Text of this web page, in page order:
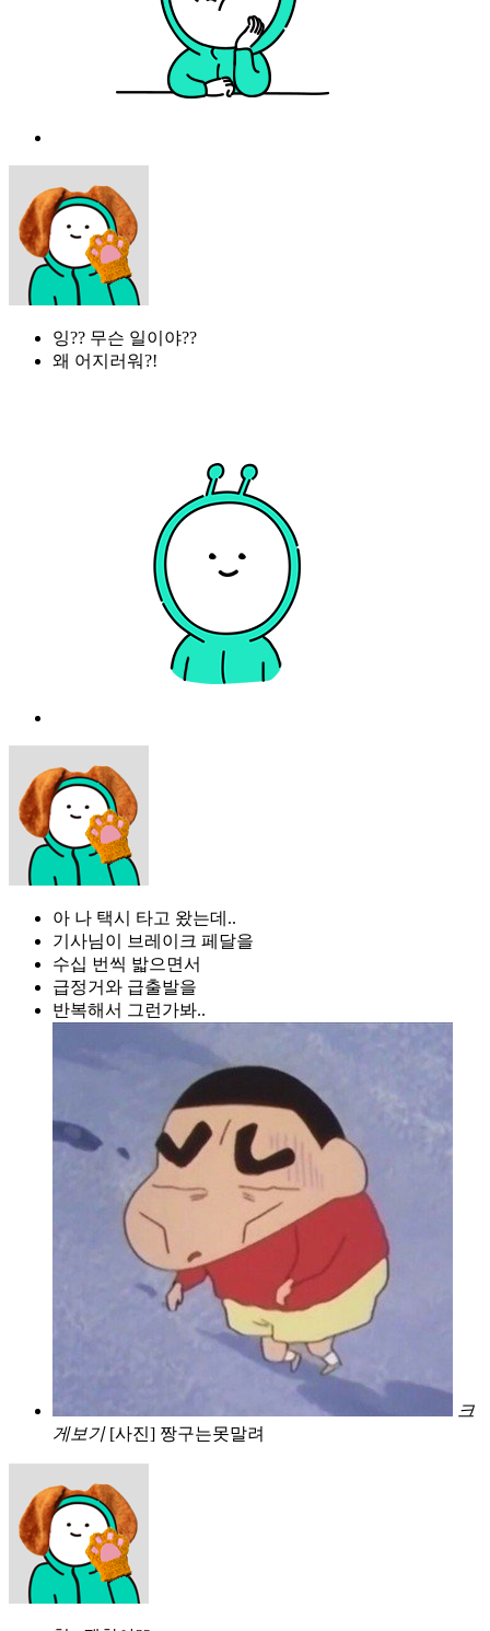
잉?? 무슨 일이야??
왜 어지러워?!
아 나 택시 타고 왔는데..
기사님이 브레이크 페달을
수십 번씩 밟으면서
급정거와 급출발을
반복해서 그런가봐..
크
게보기 [사진] 짱구는못말려